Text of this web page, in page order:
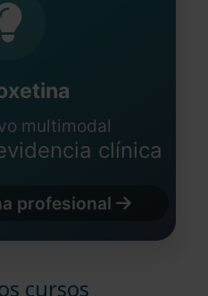
multimodal
clínica
profesional
cursos